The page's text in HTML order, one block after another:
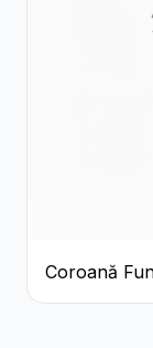
Coroană
Crini